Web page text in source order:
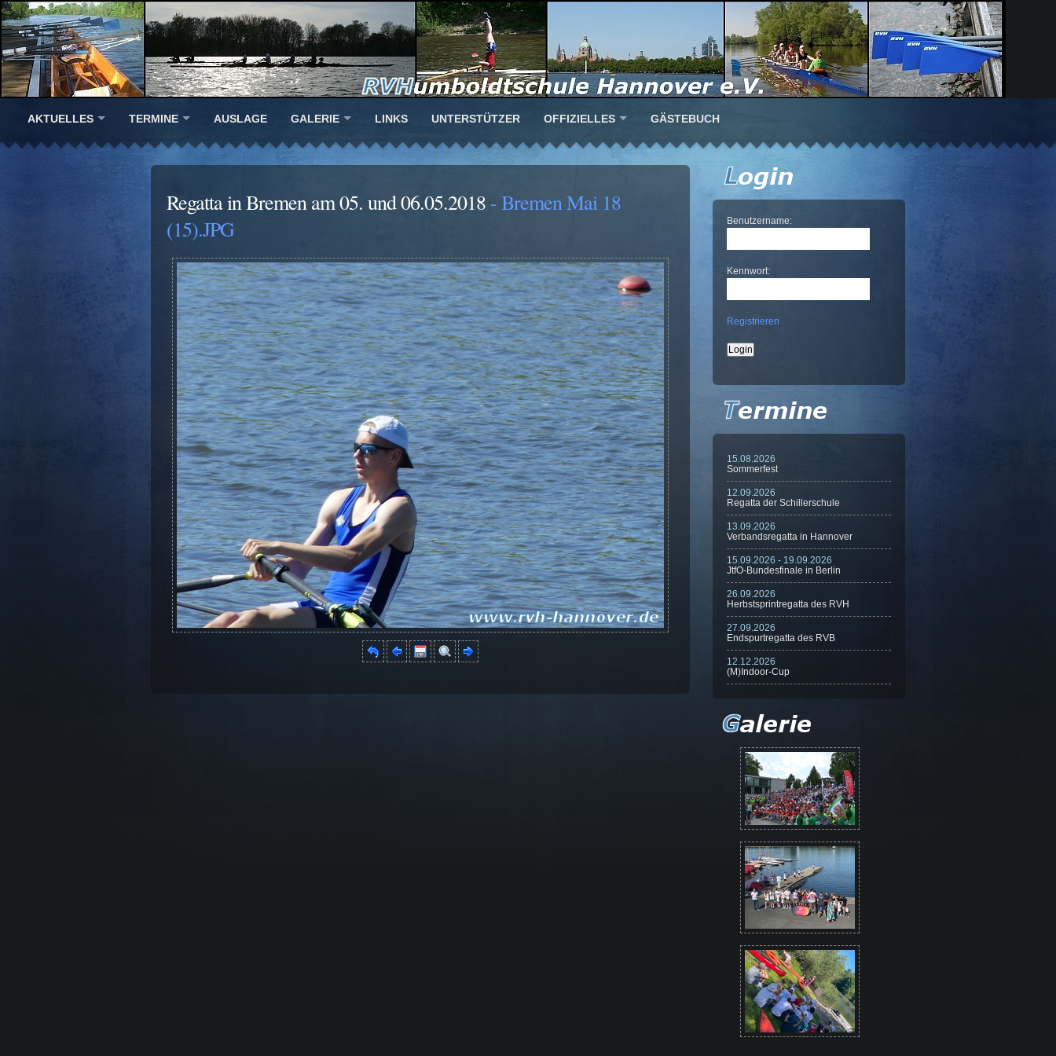
AKTUELLES TERMINE AUSLAGE GALERIE LINKS UNTERSTÜTZER OFFIZIELLES GÄSTEBUCH
Regatta in Bremen am 05. und 06.05.2018 - Bremen Mai 18
(15).JPG
Benutzername:
Kennwort:
Registrieren
15.08.2026
Sommerfest
12.09.2026
Regatta der Schillerschule
13.09.2026
Verbandsregatta in Hannover
15.09.2026 - 19.09.2026
JtfO-Bundesfinale in Berlin
26.09.2026
Herbstsprintregatta des RVH
27.09.2026
Endspurtregatta des RVB
12.12.2026
(M)Indoor-Cup